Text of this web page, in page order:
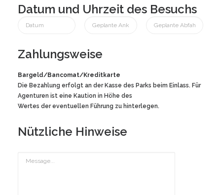
Datum und Uhrzeit des Besuchs
Zahlungsweise
Bargeld/Bancomat/Kreditkarte
Die Bezahlung erfolgt an der Kasse des Parks beim Einlass. Für
Agenturen ist eine Kaution in Höhe des
Wertes der eventuellen Führung zu hinterlegen.
Nützliche Hinweise